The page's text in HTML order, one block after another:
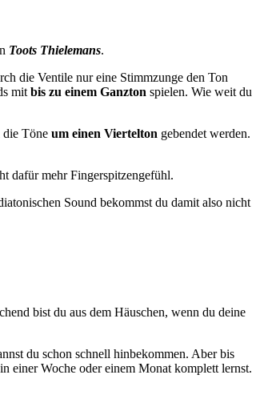
Toots Thielemans.
die Ventile nur eine Stimmzunge den Ton
mit bis zu einem Ganzton spielen. Wie weit du
die Töne um einen Viertelton gebendet werden.
dafür mehr Fingerspitzengefühl.
Sound bekommst du damit also nicht
bist du aus dem Häuschen, wenn du deine
du schon schnell hinbekommen. Aber bis
einer Woche oder einem Monat komplett lernst.